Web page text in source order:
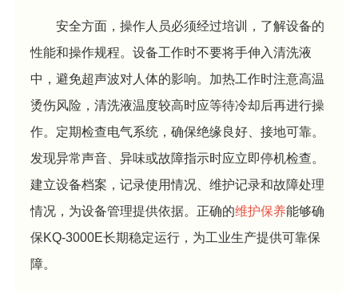
安全方面，操作人员必须经过培训，了解设备的
性能和操作规程。设备工作时不要将手伸入清洗液
中，避免超声波对人体的影响。加热工作时注意高温
烫伤风险，清洗液温度较高时应等待冷却后再进行操
作。定期检查电气系统，确保绝缘良好、接地可靠。
发现异常声音、异味或故障指示时应立即停机检查。
建立设备档案，记录使用情况、维护记录和故障处理
情况，为设备管理提供依据。正确的维护保养能够确
保KQ-3000E长期稳定运行，为工业生产提供可靠保
障。